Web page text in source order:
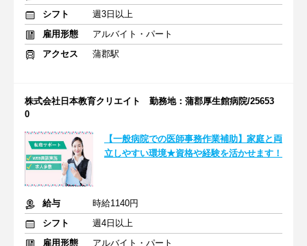
シフト
週3日以上
雇用形態
アルバイト・パート
アクセス
蒲郡駅
株式会社日本教育クリエイト 勤務地：蒲郡厚生館病院/25653
0
【一般病院での医師事務作業補助】家庭と両
立しやすい環境★資格や経験を活かせます！
給与
時給1140円
シフト
週4日以上
雇用形態
アルバイト・パート